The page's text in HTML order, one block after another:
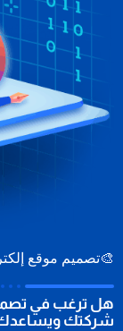
🎨تصميم موقع
هل ترغب في
شركتك ويساعدك